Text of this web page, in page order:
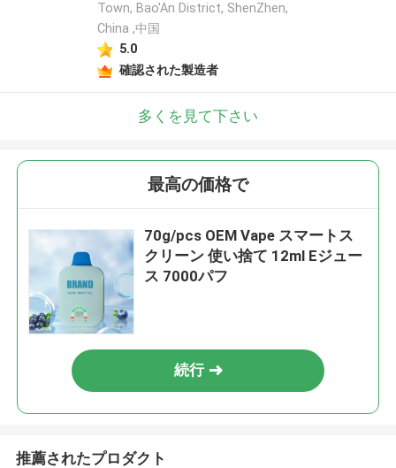
Town, Bao'An District, ShenZhen,
China ,中国
5.0
確認された製造者
多くを見て下さい
最高の価格で
70g/pcs OEM Vape スマートス
クリーン 使い捨て 12ml Eジュー
ス 7000パフ
続行
推薦されたプロダクト